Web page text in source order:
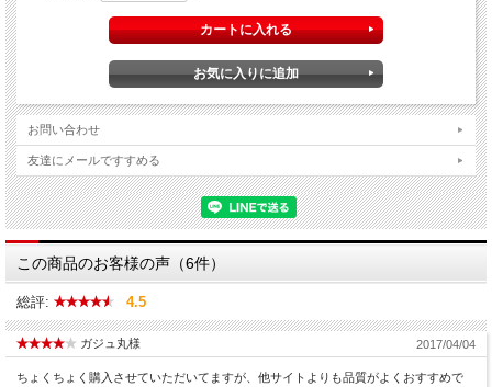
お問い合わせ
友達にメールですすめる
この商品のお客様の声（6件）
総評: 4.5
ガジュ丸様 2017/04/04
ちょくちょく購入させていただいてますが、他サイトよりも品質がよくおすすめで